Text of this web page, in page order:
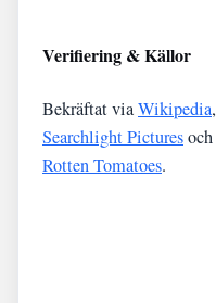
Verifiering & Källor
Bekräftat viaWikipedia,
Searchlight Picturesoch
Rotten Tomatoes.